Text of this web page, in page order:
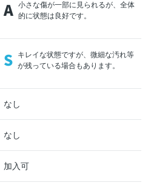
A 小さな傷が一部に見られるが、全体
的に状態は良好です。
S キレイな状態ですが、微細な汚れ等
が残っている場合もあります。
なし
なし
加入可